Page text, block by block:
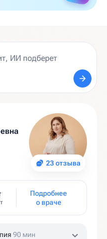
23 отзыва
Подробнее
о враче
90 мин